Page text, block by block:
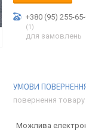
+380 (95) 255-
1
для замовлень
повернення